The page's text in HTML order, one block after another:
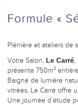
Formule «
Plénière et ateliers de
Votre Salon, Le Carré,
présente 750m²
Baigné de lumière
vitrées, Le Carré offre
Une journée d’étude